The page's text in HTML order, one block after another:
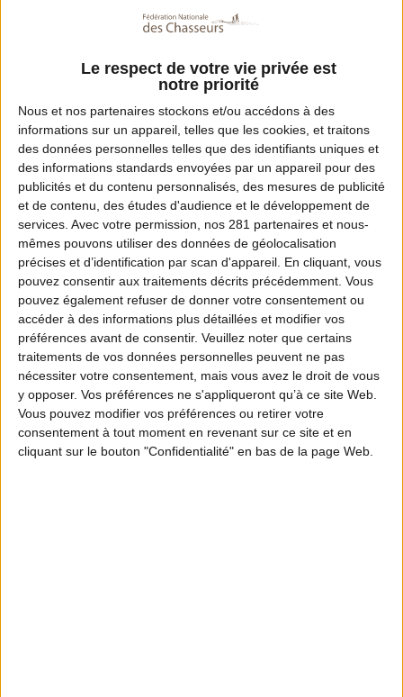
Le respect de votre vie privée est
notre priorité
Nous et nos partenaires stockons et/ou accédons à des
informations sur un appareil, telles que les cookies, et traitons
des données personnelles telles que des identifiants uniques et
des informations standards envoyées par un appareil pour des
publicités et du contenu personnalisés, des mesures de publicité
et de contenu, des études d'audience et le développement de
services. Avec votre permission, nos 281 partenaires et nous-
mêmes pouvons utiliser des données de géolocalisation
précises et d’identification par scan d'appareil. En cliquant, vous
pouvez consentir aux traitements décrits précédemment. Vous
pouvez également refuser de donner votre consentement ou
accéder à des informations plus détaillées et modifier vos
préférences avant de consentir. Veuillez noter que certains
traitements de vos données personnelles peuvent ne pas
nécessiter votre consentement, mais vous avez le droit de vous
y opposer. Vos préférences ne s'appliqueront qu’à ce site Web.
Vous pouvez modifier vos préférences ou retirer votre
consentement à tout moment en revenant sur ce site et en
cliquant sur le bouton "Confidentialité" en bas de la page Web.